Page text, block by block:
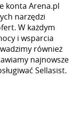
konta Arena.pl
narzędzi
W każdym
i wsparcia
również
najnowsze
Sellasist.